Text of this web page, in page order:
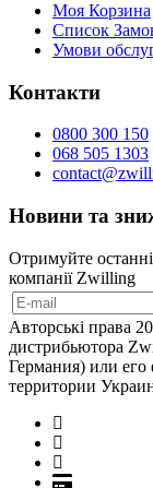
Моя Корзина
Список
Умови
Контакти
0800 300 150
068 505 1303
Новини та
Отримуйте
компанії Zwilling
Авторські права
дистрибьютора
Германия) или
территории